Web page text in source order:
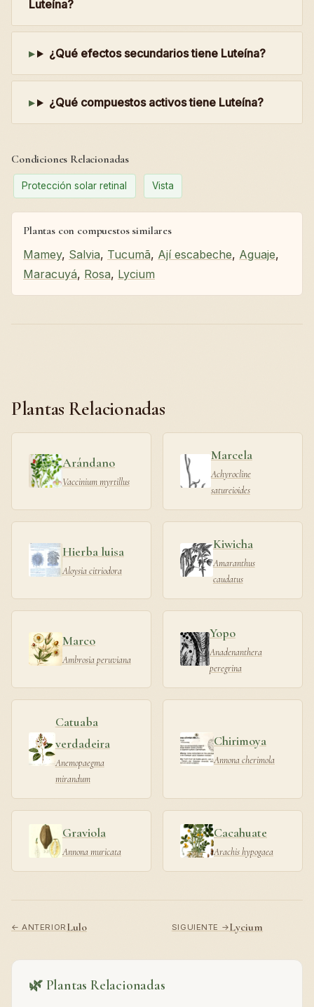
Luteína?
¿Qué efectos secundarios tiene Luteína?
¿Qué compuestos activos tiene Luteína?
Condiciones Relacionadas
Protección solar retinal Vista
Plantas con compuestos similares
Mamey, Salvia, Tucumã, Ají escabeche, Aguaje,
Maracuyá, Rosa, Lycium
Plantas Relacionadas
Arándano
Vaccinium myrtillus
Marcela
Achyrocline
satureioides
Hierba luisa
Aloysia citriodora
Kiwicha
Amaranthus
caudatus
Marco
Ambrosia peruviana
Yopo
Anadenanthera
peregrina
Catuaba
verdadeira
Anemopaegma
mirandum
Chirimoya
Annona cherimola
Graviola
Annona muricata
Cacahuate
Arachis hypogaea
← ANTERIOR Lulo SIGUIENTE →Lycium
🌿 Plantas Relacionadas